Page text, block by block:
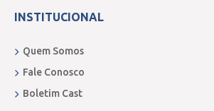
INSTITUCIONAL
Quem Somos
Fale Conosco
Boletim Cast